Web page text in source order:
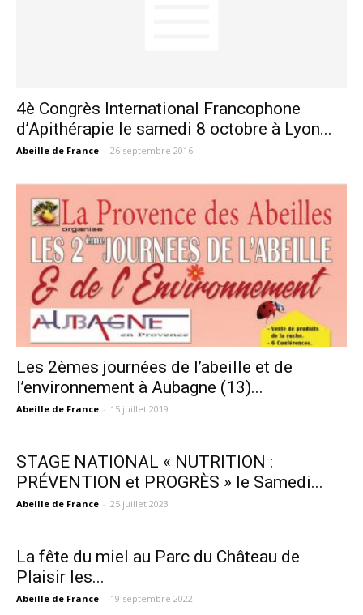
4è Congrès International Francophone
d’Apithérapie le samedi 8 octobre à Lyon...
Abeille de France - 26 septembre 2016
Les 2èmes journées de l’abeille et de
l’environnement à Aubagne (13)...
Abeille de France - 15 juillet 2019
STAGE NATIONAL « NUTRITION :
PRÉVENTION et PROGRÈS » le Samedi...
Abeille de France - 25 juillet 2023
La fête du miel au Parc du Château de
Plaisir les...
Abeille de France - 19 septembre 2022